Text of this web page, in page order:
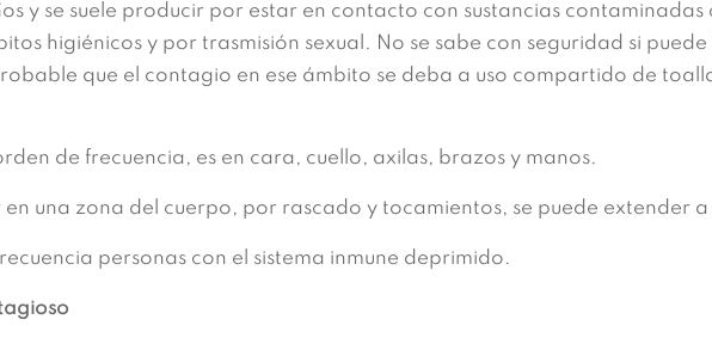
y se suele producir por estar en contacto con sustancias
higiénicos y por trasmisión sexual. No se sabe con seguridad si
que el contagio en ese ámbito se deba a uso compartido de
de frecuencia, es en cara, cuello, axilas, brazos y manos.
en una zona del cuerpo, por rascado y tocamientos, se puede extender
personas con el sistema inmune deprimido.